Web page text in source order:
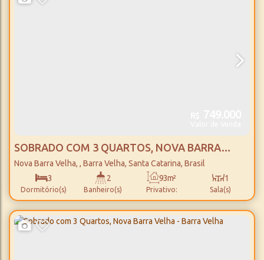
SOBRADO COM 3 QUARTOS, NOVA BARRA
VELHA - BARRA VELHA
Nova Barra Velha , Barra Velha, Santa Catarina, Brasil
3
Dormitório(s)
2
Banheiro(s) Privativo:
93m² 1
Sala(s)
1
Suíte(s) Total:
115m² 2
Vaga(s)
1800m
Distância do Mar